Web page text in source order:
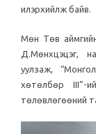
илэрхийлж байв.
Мөн Төв
Д.Мөнхцэцэг,
уулзаж,
хөтөлбөр III”-
төлөвлөгөөний